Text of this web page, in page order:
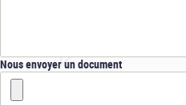
Nous envoyer un document